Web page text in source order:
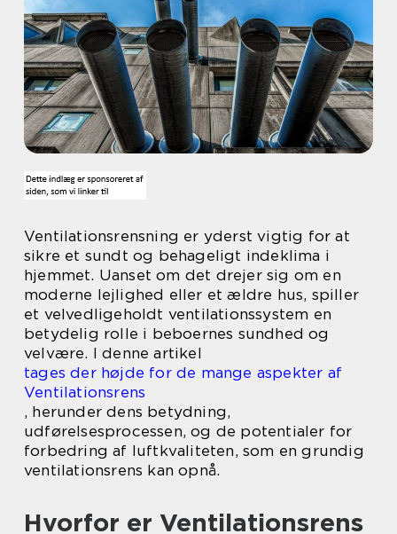
Ventilationsrensning er yderst vigtig for at
sikre et sundt og behageligt indeklima i
hjemmet. Uanset om det drejer sig om en
moderne lejlighed eller et ældre hus, spiller
et velvedligeholdt ventilationssystem en
betydelig rolle i beboernes sundhed og
velvære. I denne artikel
tages der højde for de mange aspekter af
Ventilationsrens
, herunder dens betydning,
udførelsesprocessen, og de potentialer for
forbedring af luftkvaliteten, som en grundig
ventilationsrens kan opnå.
Hvorfor er Ventilationsrens